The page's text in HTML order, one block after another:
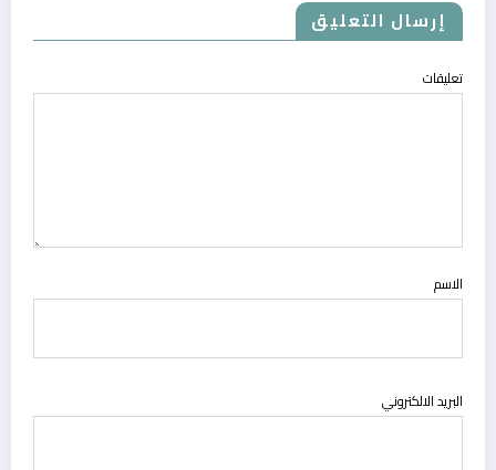
إرسال التعليق
تعليقات
الاسم
البريد الالكتروني